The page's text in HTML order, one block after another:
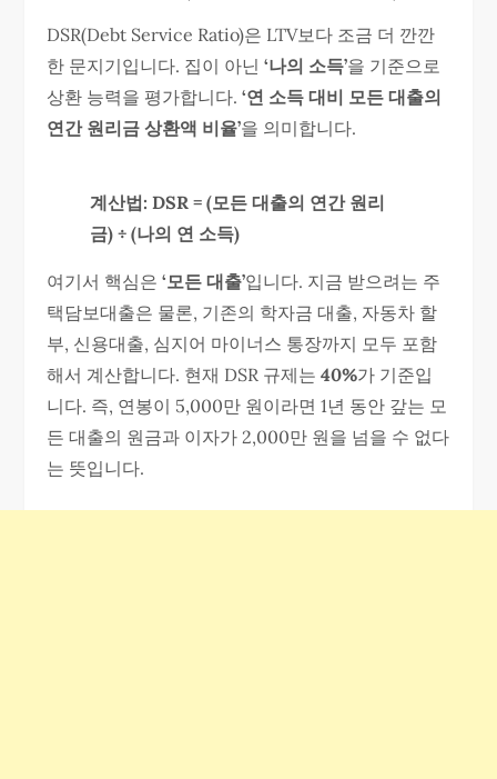
DSR(Debt Service Ratio)은 LTV보다 조금 더 깐깐
한 문지기입니다. 집이 아닌‘나의 소득’을 기준으로
상환 능력을 평가합니다.‘연 소득 대비 모든 대출의
연간 원리금 상환액 비율’을 의미합니다.
계산법: DSR = (모든 대출의 연간 원리
금) ÷ (나의 연 소득)
여기서 핵심은‘모든 대출’입니다. 지금 받으려는 주
택담보대출은 물론, 기존의 학자금 대출, 자동차 할
부, 신용대출, 심지어 마이너스 통장까지 모두 포함
해서 계산합니다. 현재 DSR 규제는40%가 기준입
니다. 즉, 연봉이 5,000만 원이라면 1년 동안 갚는 모
든 대출의 원금과 이자가 2,000만 원을 넘을 수 없다
는 뜻입니다.